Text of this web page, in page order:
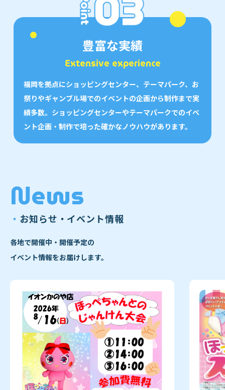
豊富な実績
Extensive experience
福岡を拠点にショッピングセンター、テーマパーク、お
祭りやギャンブル場でのイベントの企画から制作まで実
績多数。ショッピングセンターやテーマパークでのイベ
ント企画・制作で培った確かなノウハウがあります。
News
・ お知らせ・イベント情報
各地で開催中・開催予定の
イベント情報をお届けします。